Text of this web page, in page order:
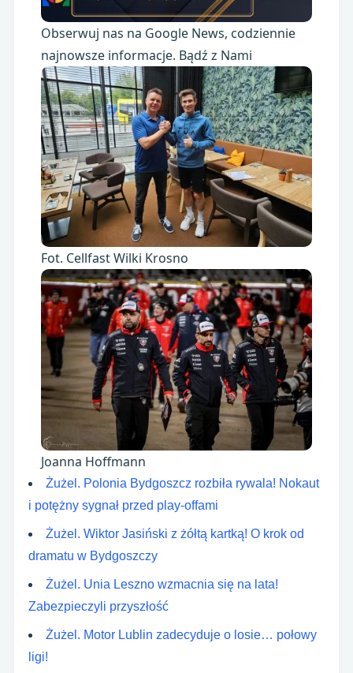
Obserwuj nas na Google News, codziennie
najnowsze informacje. Bądź z Nami
Fot. Cellfast Wilki Krosno
Joanna Hoffmann
Żużel. Polonia Bydgoszcz rozbiła rywala! Nokaut
i potężny sygnał przed play-offami
Żużel. Wiktor Jasiński z żółtą kartką! O krok od
dramatu w Bydgoszczy
Żużel. Unia Leszno wzmacnia się na lata!
Zabezpieczyli przyszłość
Żużel. Motor Lublin zadecyduje o losie… połowy
ligi!